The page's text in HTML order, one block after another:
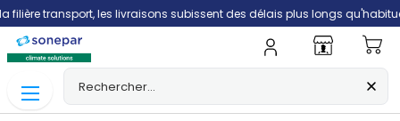
les livraisons subissent des délais plus longs qu'habituellement.